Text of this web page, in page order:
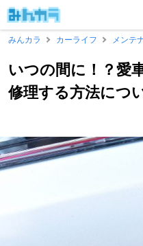
みんカラ
カーライフ メンテ
いつの間に！？愛
修理する方法につ